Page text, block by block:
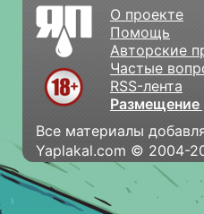
О проекте
Помощь
Авторские
Частые
RSS-лента
Все материалы
Yaplakal.com © 2004-